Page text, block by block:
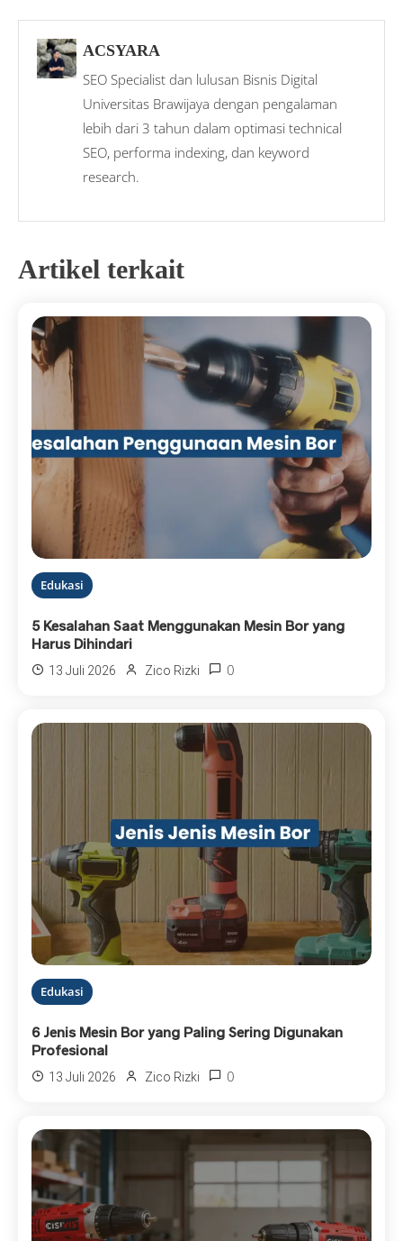
ACSYARA
SEO Specialist dan lulusan Bisnis Digital
Universitas Brawijaya dengan pengalaman
lebih dari 3 tahun dalam optimasi technical
SEO, performa indexing, dan keyword
research.
Artikel terkait
Edukasi
5 Kesalahan Saat Menggunakan Mesin Bor yang
Harus Dihindari
13 Juli 2026 Zico Rizki 0
Edukasi
6 Jenis Mesin Bor yang Paling Sering Digunakan
Profesional
13 Juli 2026 Zico Rizki 0